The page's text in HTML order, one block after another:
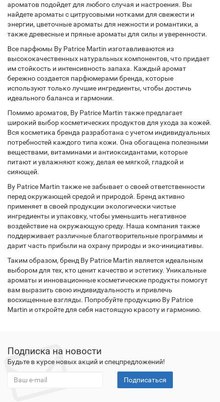
ароматов подойдет для любого случая и настроения. Вы
найдете ароматы с цитрусовыми нотками для свежести и
энергии, цветочные ароматы для нежности и романтики, а
также древесные и пряные ароматы для силы и уверенности.
Все парфюмы By Patrice Martin изготавливаются из
высококачественных натуральных компонентов, что придает
им стойкость и интенсивность запаха. Каждый аромат
бережно создается парфюмерами бренда, которые
используют только лучшие ингредиенты, чтобы достичь
идеального баланса и гармонии.
Помимо ароматов, By Patrice Martin также предлагает
широкий выбор косметических продуктов для ухода за кожей.
Вся косметика бренда разработана с учетом индивидуальных
потребностей каждого типа кожи. Она обогащена полезными
веществами, витаминами и антиоксидантами, которые
питают и увлажняют кожу, делая ее мягкой, гладкой и
сияющей.
By Patrice Martin также не забывает о своей ответственности
перед окружающей средой и природой. Бренд активно
применяет в своей продукции экологически чистые
ингредиенты и упаковку, чтобы уменьшить негативное
воздействие на окружающую среду. Наша компания также
поддерживает различные благотворительные программы и
дарит часть прибыли на охрану природы и эко-инициативы.
Таким образом, бренд By Patrice Martin является идеальным
выбором для тех, кто ценит качество и эстетику. Уникальные
ароматы и инновационные косметические продукты помогут
вам выразить свою индивидуальность и привлечь
восхищенные взгляды. Попробуйте продукцию By Patrice
Martin и откройте для себя настоящую красоту и гармонию.
Подписка на новости
Будьте в курсе новых акций и спецпредложений!
Подписаться